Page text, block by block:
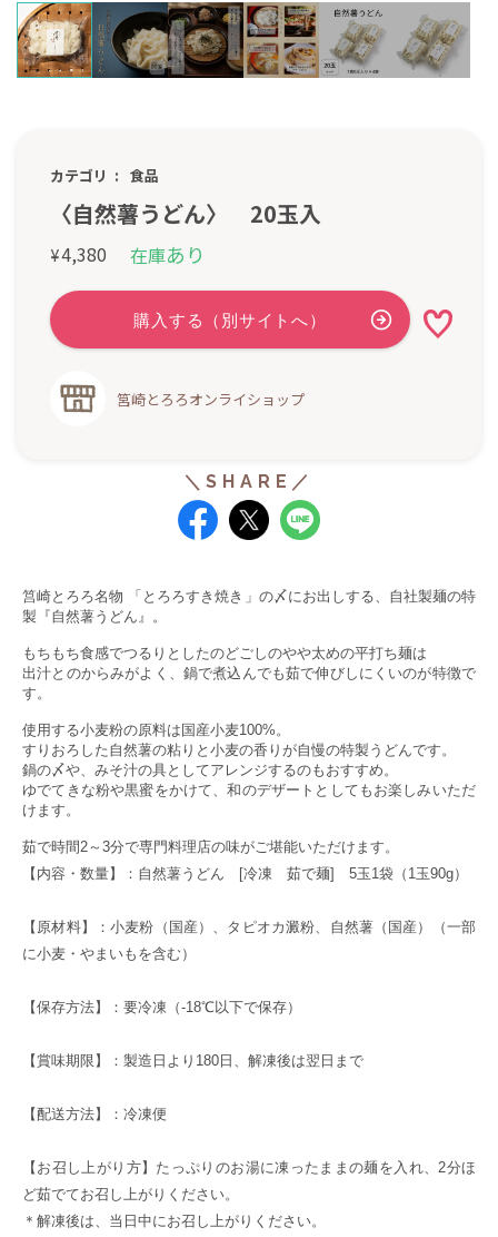
カテゴリ 食品
〈自然薯うどん〉 20玉入
¥4,380 在庫あり
筥崎とろろオンライショップ
筥崎とろろ名物 「とろろすき焼き」の〆にお出しする、自社製麺の特
製『自然薯うどん』。
もちもち食感でつるりとしたのどごしのやや太めの平打ち麺は
出汁とのからみがよく、鍋で煮込んでも茹で伸びしにくいのが特徴で
す。
使用する小麦粉の原料は国産小麦100%。
すりおろした自然薯の粘りと小麦の香りが自慢の特製うどんです。
鍋の〆や、みそ汁の具としてアレンジするのもおすすめ。
ゆでてきな粉や黒蜜をかけて、和のデザートとしてもお楽しみいただ
けます。
茹で時間2～3分で専門料理店の味がご堪能いただけます。
【内容・数量】：自然薯うどん [冷凍 茹で麺] 5玉1袋（1玉90g）
【原材料】：小麦粉（国産）、タピオカ澱粉、自然薯（国産）（一部
に小麦・やまいもを含む）
【保存方法】：要冷凍（-18℃以下で保存）
【賞味期限】：製造日より180日、解凍後は翌日まで
【配送方法】：冷凍便
【お召し上がり方】たっぷりのお湯に凍ったままの麺を入れ、2分ほ
ど茹でてお召し上がりください。
＊解凍後は、当日中にお召し上がりください。